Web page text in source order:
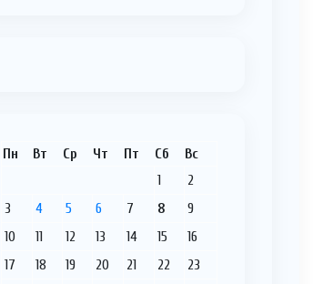
Пн Вт Ср Чт Пт Сб Вс
1
2
3
4 5 6 7 8
9
10
11 12 13 14 15
16
17
18 19 20 21 22
23